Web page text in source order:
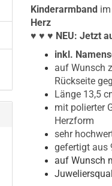
Kinderarmband
Herz
♥ ♥ ♥ NEU: Jetzt
inkl.
auf Wunsch
Rückseite
Länge 13,5
mit polierter
Herzform
sehr
gefertigt aus
auf Wunsch